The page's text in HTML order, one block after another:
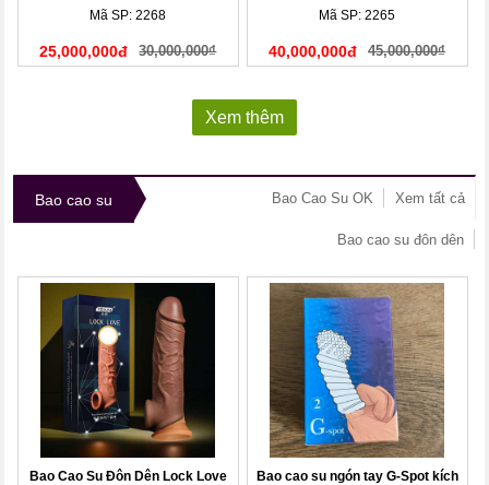
Mã SP: 2268
25,000,000đ 30,000,000₫
Mã SP: 2265
40,000,000đ 45,000,000₫
Xem thêm
Bao cao su Xem tất cả
Bao Cao Su OK
Bao cao su đôn dên
Bao Cao Su Đôn Dên Lock Love
Bao cao su ngón tay G-Spot kích